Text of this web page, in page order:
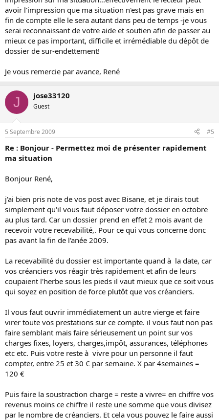
avoir l'impression que ma situation n'est pas grave mais en
fin de compte elle le sera autant dans peu de temps -je vous
serai reconnaissant de votre aide et soutien afin de passer au
mieux ce pas important, difficile et irrémédiable du dépôt de
dossier de sur-endettement!
Je vous remercie par avance, René
J jose33120
Guest
5 Septembre 2009 #5
Re : Bonjour - Permettez moi de présenter rapidement
ma situation
Bonjour René,
j'ai bien pris note de vos post avec Bisane, et je dirais tout
simplement qu'il vous faut déposer votre dossier en octobre
au plus tard. Car un dossier prend en effet 2 mois avant de
recevoir votre recevabilité,. Pour ce qui vous concerne donc
pas avant la fin de l'anée 2009.
La recevabilité du dossier est importante quand à la date, car
vos créanciers vos réagir très rapidement et afin de leurs
coupaient l'herbe sous les pieds il vaut mieux que ce soit vous
qui soyez en position de force plutôt que vos créanciers.
Il vous faut ouvrir immédiatement un autre vierge et faire
virer toute vos prestations sur ce compte. il vous faut non pas
faire semblant mais faire sérieusement un point sur vos
charges fixes, loyers, charges,impôt, assurances, téléphones
etc etc. Puis votre reste à vivre pour un personne il faut
compter, entre 25 et 30 € par semaine. X par 4semaines =
120 €
Puis faire la soustraction charge = reste a vivre= en chiffre vos
revenus moins ce chiffre il reste une somme que vous divisez
par le nombre de créanciers. Et cela vous pouvez le faire aussi